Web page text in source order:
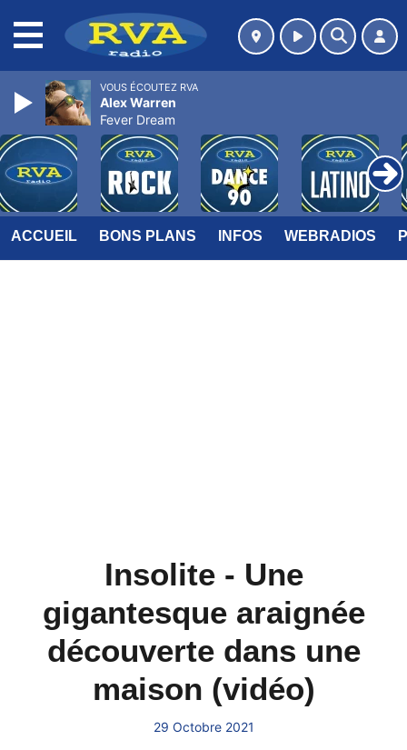
ACCUEIL BONS PLANS INFOS WEBRADIOS
Insolite - Une
gigantesque araignée
découverte dans une
maison (vidéo)
29 Octobre 2021
VOUS ÉCOUTEZ RVA
Alex Warren
Fever Dream